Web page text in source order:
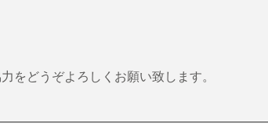
をどうぞよろしくお願い致します。